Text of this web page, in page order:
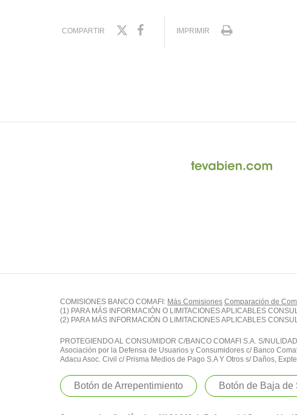
COMPARTIR IMPRIMIR
COMISIONES BANCO COMAFI: Más Comisiones Comparación de
(1) PARA MÁS INFORMACIÓN O LIMITACIONES APLICABLES
(2) PARA MÁS INFORMACIÓN O LIMITACIONES APLICABLES
PROTEGIENDO AL CONSUMIDOR C/BANCO COMAFI S.A. S/
Asociación por la Defensa de Usuarios y Consumidores c/ Banco
Adacu Asoc. Civil c/ Prisma Medios de Pago S.A Y Otros s/ Daños,
Botón de Arrepentimiento Botón de Baja de